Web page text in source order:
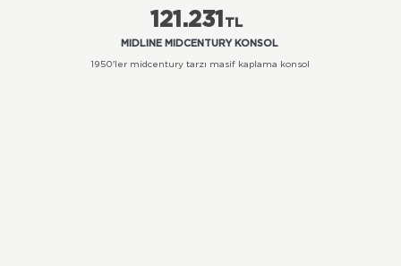
121.231TL
MIDLINE MIDCENTURY KONSOL
1950'ler midcentury tarzı masif kaplama konsol